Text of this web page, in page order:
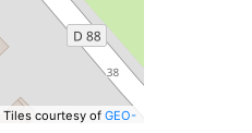
Tiles courtesy of GEO-